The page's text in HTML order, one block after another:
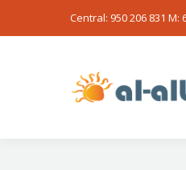
Central: 950 206 831 M: